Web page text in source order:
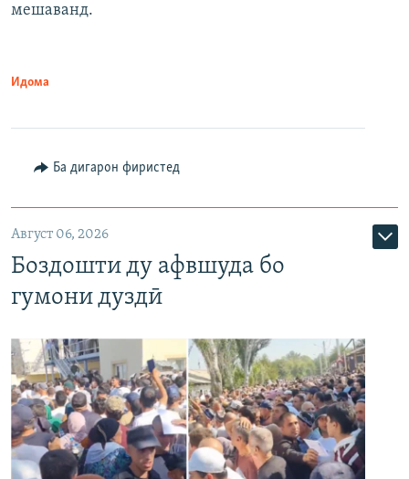
мешаванд.
Идома
Ба дигарон фиристед
Август 06, 2026
Боздошти ду афвшуда бо
гумони дуздӣ